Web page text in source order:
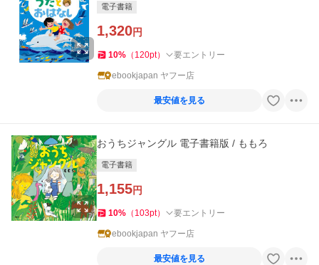
電子書籍
1,320円
10% （ 120pt） 要エントリー
ebookjapan ヤフー店
最安値を見る
おうちジャングル 電子書籍版 / ももろ
電子書籍
1,155円
10% （ 103pt） 要エントリー
ebookjapan ヤフー店
最安値を見る